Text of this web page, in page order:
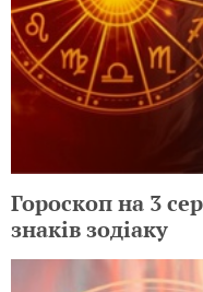
Гороскоп на 3
знаків зодіаку